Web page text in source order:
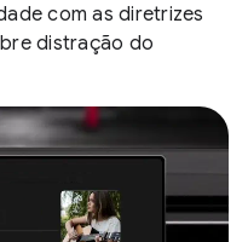
com as diretrizes
distração do